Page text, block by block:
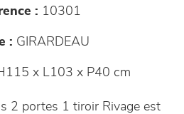
: 10301
: GIRARDEAU
x L103 x P40 cm
2 portes 1 tiroir Rivage est